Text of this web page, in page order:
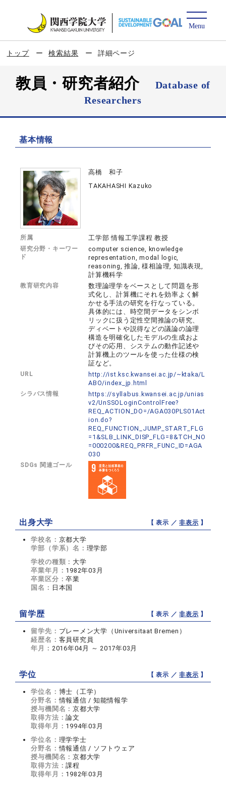
トップ 検索結果 詳細ページ
教員・研究者紹介
Database of
Researchers
基本情報
高橋 和子
TAKAHASHI Kazuko
所属 工学部 情報工学課程 教授
研究分野・キーワー
ド
computer science, knowledge
representation, modal logic,
reasoning, 推論, 様相論理, 知識表現,
計算機科学
教育研究内容
数理論理学をベースとして問題を形
式化し、計算機にそれを効率よく解
かせる手法の研究を行なっている。
具体的には、時空間データをシンボ
リックに扱う定性空間推論の研究、
ディベートや説得などの議論の論理
構造を明確化したモデルの生成およ
びその応用、システムの動作記述や
計算機上のツールを使った仕様の検
証など。
URL
http://ist.ksc.kwansei.ac.jp/~ktaka/L
ABO/index_jp.html
シラバス情報
https://syllabus.kwansei.ac.jp/unias
v2/UnSSOLoginControlFree?
REQ_ACTION_DO=/AGA030PLS01Act
ion.do?
REQ_FUNCTION_JUMP_START_FLG
=1&SLB_LINK_DISP_FLG=8&TCH_NO
=000200&REQ_PRFR_FUNC_ID=AGA
030
SDGs 関連ゴール
出身大学 【 表示 ／非表示 】
学校名： 京都大学
学部（学系）名： 理学部
学校の種類： 大学
卒業年月： 1982年03月
卒業区分：卒業
国名： 日本国
留学歴 【 表示 ／非表示 】
留学先： ブレーメン大学（Universitaat Bremen）
経歴名： 客員研究員
年月： 2016年04月 ～ 2017年03月
学位 【 表示 ／非表示 】
学位名： 博士（工学）
分野名：情報通信 / 知能情報学
授与機関名：京都大学
取得方法：論文
取得年月： 1994年03月
学位名： 理学学士
分野名：情報通信 / ソフトウェア
授与機関名：京都大学
取得方法：課程
取得年月： 1982年03月